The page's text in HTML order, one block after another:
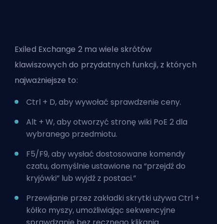
Exiled Exchange 2 ma wiele skrótów
klawiszowych do przydatnych funkcji, z których
najważniejsze to:
Ctrl + D, aby wywołać sprawdzenie ceny.
Alt + W, aby otworzyć stronę wiki PoE 2 dla
wybranego przedmiotu.
F5/F9, aby wysłać dostosowane komendy
czatu, domyślnie ustawione na “przejdź do
kryjówki” lub wyjdź z postaci.”
Przewijanie przez zakładki skrytki używa Ctrl +
kółko myszy, umożliwiając sekwencyjne